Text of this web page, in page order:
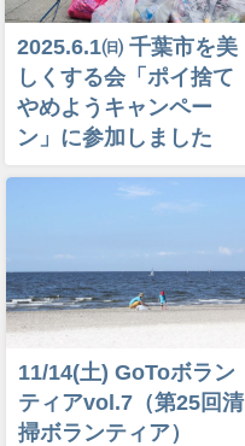
2025.6.1㈰ 千葉市を美
しくする会「ポイ捨て
やめようキャンペー
ン」に参加しました
11/14(土) GoToボラン
ティアvol.7（第25回清
掃ボランティア）